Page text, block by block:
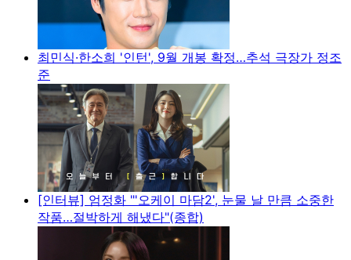
최민식·한소희 '인턴', 9월 개봉 확정…추석 극장가 정조
준
[인터뷰] 엄정화 "'오케이 마담2', 눈물 날 만큼 소중한
작품…절박하게 해냈다"(종합)